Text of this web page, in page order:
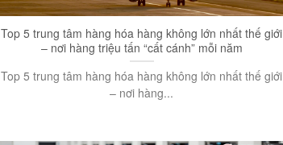
Top 5 trung tâm hàng hóa hàng không lớn nhất thế giới
– nơi hàng triệu tấn “cất cánh” mỗi năm
Top 5 trung tâm hàng hóa hàng không lớn nhất thế giới
– nơi hàng...